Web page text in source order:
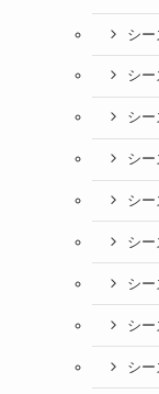
シー
シー
シー
シー
シー
シー
シー
シー
シー